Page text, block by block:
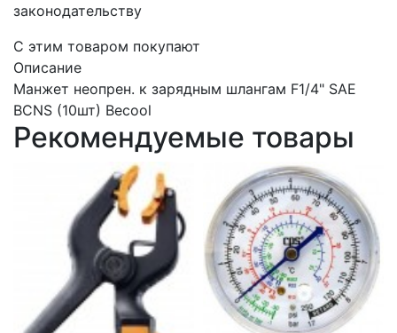
законодательству
C этим товаром покупают
Описание
Манжет неопрен. к зарядным шлангам F1/4" SAE
BCNS (10шт) Becool
Рекомендуемые товары